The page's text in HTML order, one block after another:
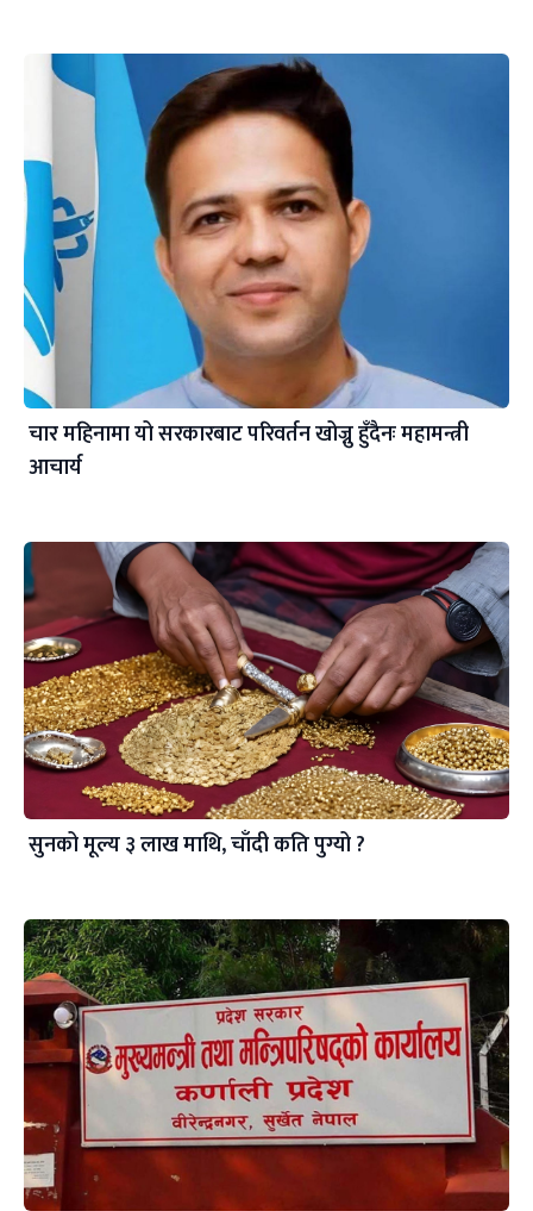
चार महिनामा यो सरकारबाट परिवर्तन खोज्नु हुँदैनः महामन्त्री
आचार्य
सुनको मूल्य ३ लाख माथि, चाँदी कति पुग्यो ?